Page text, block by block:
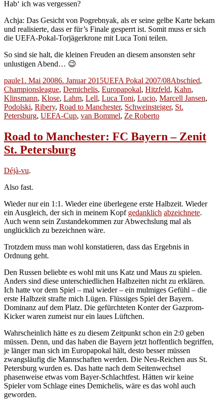
Hab‘ ich was vergessen?
Achja: Das Gesicht von Pogrebnyak, als er seine gelbe Karte bekam
und realisierte, dass er für’s Finale gesperrt ist. Somit muss er sich
die UEFA-Pokal-Torjägerkrone mit Luca Toni teilen.
So sind sie halt, die kleinen Freuden an diesem ansonsten sehr
unlustigen Abend… 😉
Autor
pauleVeröffentlicht
am
1. Mai 20086. Januar 2015Kategorien
UEFA Pokal 2007/08Schlagwörter
Abschied,
Championsleague, Demichelis, Europapokal, Hitzfeld, Kahn,
Klinsmann, Klose, Lahm, Lell, Luca Toni, Lucio, Marcell Jansen,
Podolski, Ribery, Road to Manchester, Schweinsteiger, St.
Petersburg, UEFA-Cup, van Bommel, Ze Roberto
Road to Manchester: FC Bayern – Zenit
St. Petersburg
Déjà-vu.
Also fast.
Wieder nur ein 1:1. Wieder eine überlegene erste Halbzeit. Wieder
ein Ausgleich, der sich in meinem Kopf gedanklich abzeichnete.
Auch wenn sein Zustandekommen zur Abwechslung mal als
unglücklich zu bezeichnen wäre.
Trotzdem muss man wohl konstatieren, dass das Ergebnis in
Ordnung geht.
Den Russen beliebte es wohl mit uns Katz und Maus zu spielen.
Anders sind diese unterschiedlichen Halbzeiten nicht zu erklären.
Ich hatte vor dem Spiel – mal wieder – ein mulmiges Gefühl – die
erste Halbzeit strafte mich Lügen. Flüssiges Spiel der Bayern.
Dominanz auf dem Platz. Die gefürchteten Konter der Gazprom-
Kicker waren zumeist nur ein laues Lüftchen.
Wahrscheinlich hätte es zu diesem Zeitpunkt schon ein 2:0 geben
müssen. Denn, und das haben die Bayern jetzt hoffentlich begriffen,
je länger man sich im Europapokal hält, desto besser müssen
zwangsläufig die Mannschaften werden. Die Neu-Reichen aus St.
Petersburg wurden es. Das hatte nach dem Seitenwechsel
phasenweise etwas vom Bayer-Schlachtfest. Hätten wir keine
Spieler vom Schlage eines Demichelis, wäre es das wohl auch
geworden.